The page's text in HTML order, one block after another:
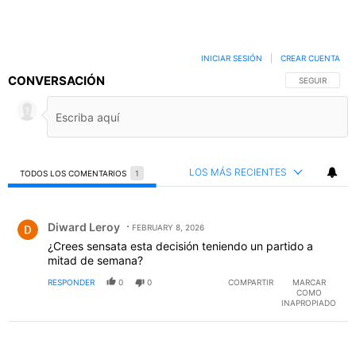
CONVERSACIÓN SIGA ESTA
SEGUIR
INICIAR SESIÓN CREAR CUENTA
TODOS LOS COMENTARIOS 1 LOS MÁS RECIENTES
Diward Leroy FEBRUARY 8, 2026
¿Crees sensata esta decisión teniendo un partido a
mitad de semana?
RESPONDER 0 0 COMPARTIR
MARCAR
COMO
INAPROPIADO